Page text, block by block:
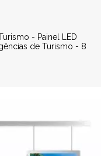
- Painel LED
de Turismo - 8